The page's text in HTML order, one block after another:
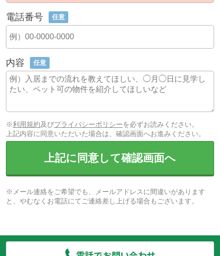
電話番号 任意
内容 任意
※利用規約及びプライバシーポリシーを必ずお読みください。
上記内容に同意いただいた場合は、確認画面へお進みください。
上記に同意して確認画面へ
※メール連絡をご希望でも、メールアドレスに間違いがあります
と、やむなくお電話にてご連絡差し上げる場合もございます。